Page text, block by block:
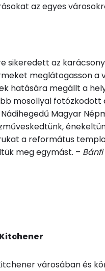
az egyes
sikeredett az
meglátogasson a
hatására megállt a
mosollyal
Magyar
a református
meg egymást. –
városában és